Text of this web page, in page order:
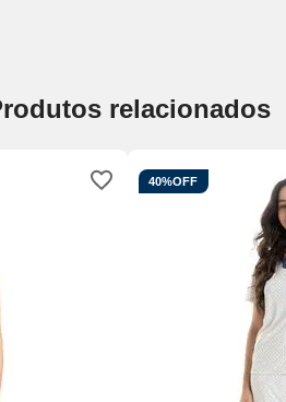
relacionados
40%OFF